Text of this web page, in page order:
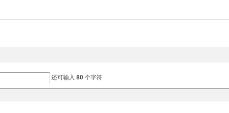
还可输入80 个字符